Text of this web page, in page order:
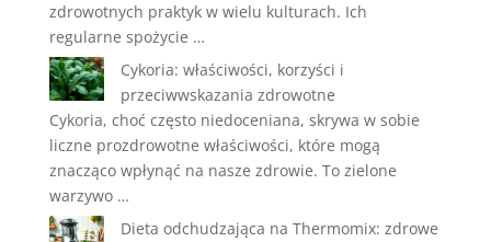
zdrowotnych praktyk w wielu kulturach. Ich
regularne spożycie …
Cykoria: właściwości, korzyści i
przeciwwskazania zdrowotne
Cykoria, choć często niedoceniana, skrywa w sobie
liczne prozdrowotne właściwości, które mogą
znacząco wpłynąć na nasze zdrowie. To zielone
warzywo …
Dieta odchudzająca na Thermomix: zdrowe